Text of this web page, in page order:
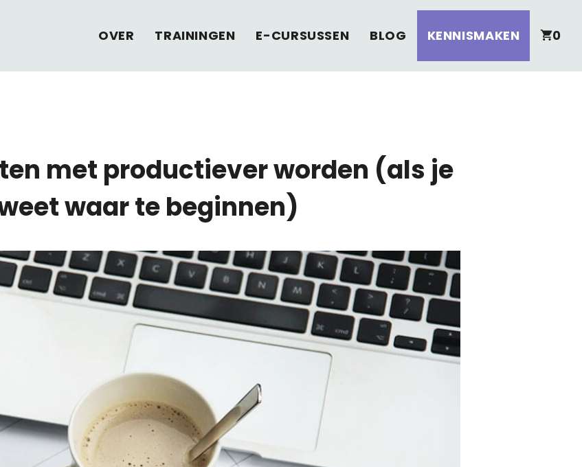
OVER TRAININGEN E-CURSUSSEN BLOG KENNISMAKEN 0
met productiever worden (als je
waar te beginnen)